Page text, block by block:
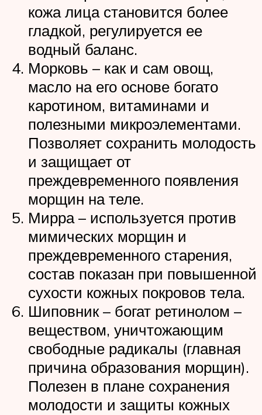
кожа лица становится более
гладкой, регулируется ее
водный баланс.
Морковь – как и сам овощ,
масло на его основе богато
каротином, витаминами и
полезными микроэлементами.
Позволяет сохранить молодость
и защищает от
преждевременного появления
морщин на теле.
Мирра – используется против
мимических морщин и
преждевременного старения,
состав показан при повышенной
сухости кожных покровов тела.
Шиповник – богат ретинолом –
веществом, уничтожающим
свободные радикалы (главная
причина образования морщин).
Полезен в плане сохранения
молодости и защиты кожных